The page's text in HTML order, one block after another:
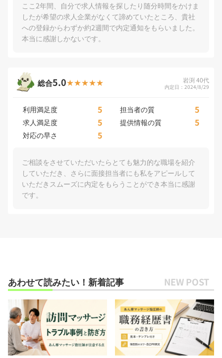
ここ2年間、自分で求人情報を探したり随分時間をかけま
したが希望の求人企業がなくて諦めていたところ、貴社
への登録からわずか約2週間で内定通知をもらいました。
本当に感謝しかないです。
総合5.0 岩渕 40代
内定日：2024/8/29
利用満足度 5 担当者の質 5
求人満足度 5 提供情報の質 5
対応の早さ 5
ご相談をさせていただいたらとても魅力的な職場を紹介
していただき、さらに面接担当者にも私をアピールして
いただきスムーズに内定をもらうことができ本当に感謝
です。
あわせて読みたい！新着記事